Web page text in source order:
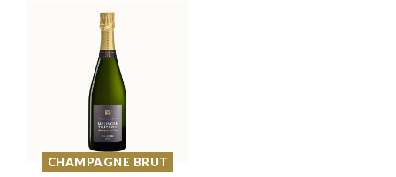
CHAMPAGNE BRUT